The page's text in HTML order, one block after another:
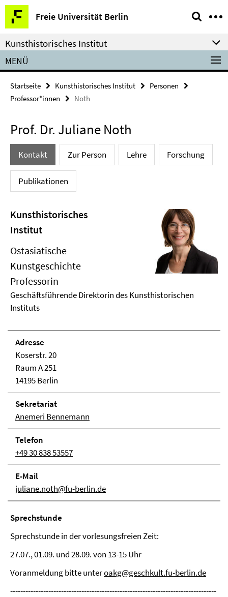
Springe
direkt
zu
Inhalt
Freie Universität Berlin
Service-
Navigation
Kunsthistorisches Institut
MENÜ
Startseite Kunsthistorisches Institut
Personen
Professor*innen
Noth
Prof. Dr. Juliane Noth
Kontakt Zur Person Lehre Forschung
Publikationen
Kunsthistorisches
Institut
Ostasiatische
Kunstgeschichte
Professorin
Geschäftsführende Direktorin des Kunsthistorischen
Instituts
Adresse
Koserstr. 20
Raum A 251
14195 Berlin
Sekretariat
Anemeri Bennemann
Telefon
+49 30 838 53557
E-Mail
juliane.noth@fu-berlin.de
Sprechstunde
Sprechstunde in der vorlesungsfreien Zeit:
27.07., 01.09. und 28.09. von 13-15 Uhr
Voranmeldung bitte unteroakg@geschkult.fu-berlin.de
---------------------------------------------------------------------------------